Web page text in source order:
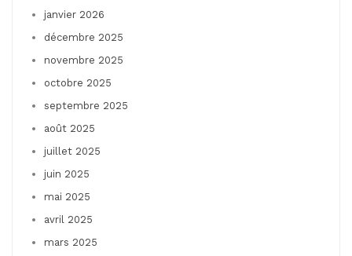
janvier 2026
décembre 2025
novembre 2025
octobre 2025
septembre 2025
août 2025
juillet 2025
juin 2025
mai 2025
avril 2025
mars 2025